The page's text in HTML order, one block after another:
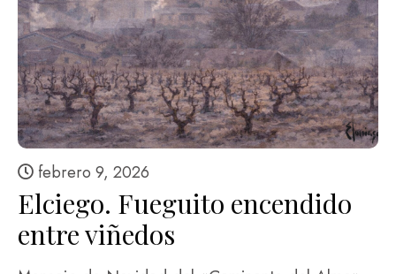
febrero 9, 2026
Elciego. Fueguito encendido
entre viñedos